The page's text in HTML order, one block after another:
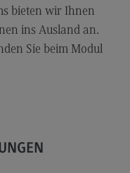
bieten wir Ihnen
ins Ausland an.
Sie beim Modul